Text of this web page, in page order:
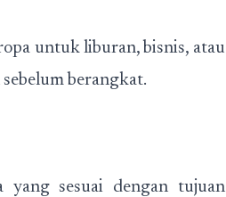
untuk liburan, bisnis, atau
berangkat.
yang sesuai dengan tujuan